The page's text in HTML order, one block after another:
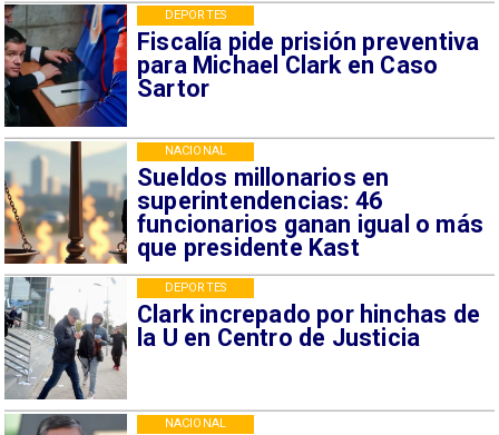
Fiscalía pide prisión preventiva
para Michael Clark en Caso
Sartor
DEPORTES
Sueldos millonarios en
superintendencias: 46
funcionarios ganan igual o más
que presidente Kast
NACIONAL
Clark increpado por hinchas de
la U en Centro de Justicia
DEPORTES
NACIONAL